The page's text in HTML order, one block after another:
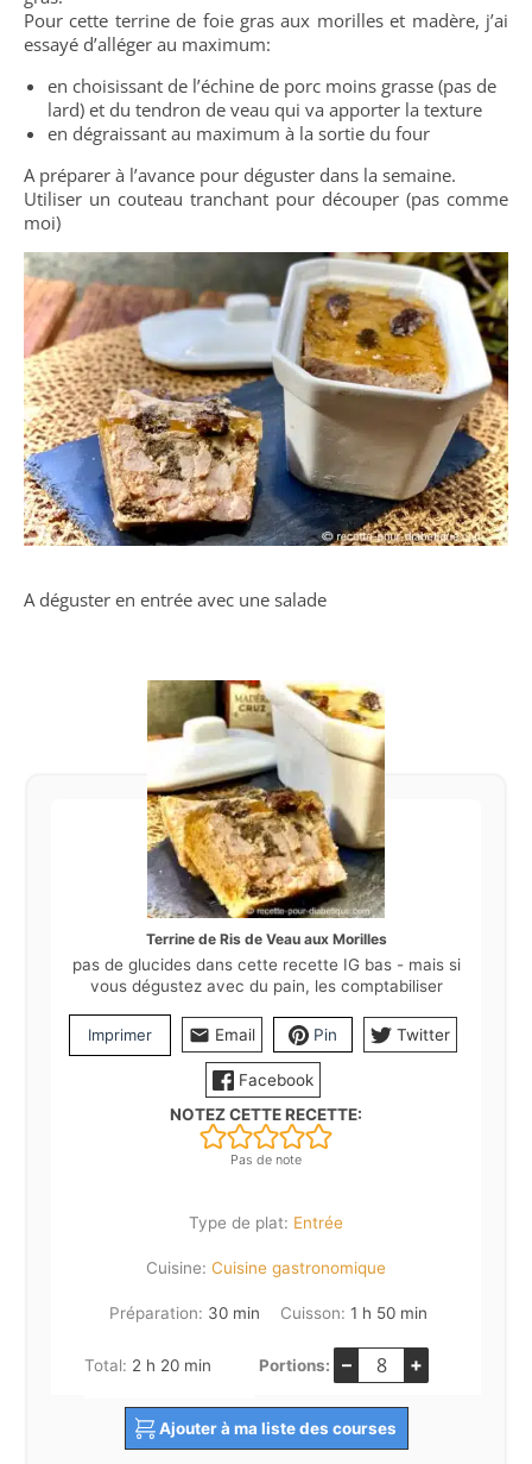
Pour cette terrine de foie gras aux morilles et madère, j’ai
essayé d’alléger au maximum:
en choisissant de l’échine de porc moins grasse (pas de
lard) et du tendron de veau qui va apporter la texture
en dégraissant au maximum à la sortie du four
A préparer à l’avance pour déguster dans la semaine.
Utiliser un couteau tranchant pour découper (pas comme
moi)
A déguster en entrée avec une salade
Terrine de Ris de Veau aux Morilles
pas de glucides dans cette recette IG bas - mais si
vous dégustez avec du pain, les comptabiliser
Imprimer Email Pin Twitter
Facebook
NOTEZ CETTE RECETTE:
Pas de note
Type de plat: Entrée
Cuisine: Cuisine gastronomique
Préparation: 30minutes
min Cuisson: 1heure
h 50minutes
min
Total: 2heures
h 20minutes
min Portions: – +
Ajouter à ma liste des courses